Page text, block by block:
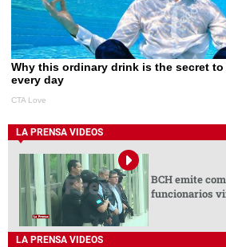
LA PRENSA VIDEOS
BCH emite
funcionarios
LA PRENSA VIDEOS